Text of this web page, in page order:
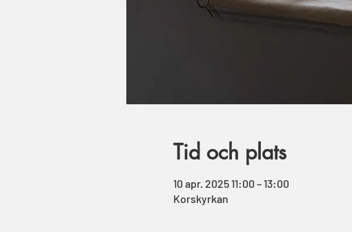
Tid och plats
10 apr. 2025 11:00 – 13:00
Korskyrkan